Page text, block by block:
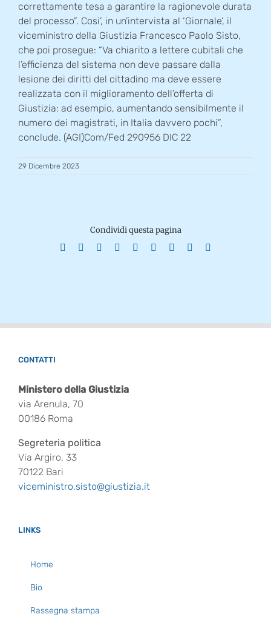
correttamente tesa a garantire la ragionevole durata
del processo”. Cosi’, in un’intervista al ‘Giornale’, il
viceministro della Giustizia Francesco Paolo Sisto,
che poi prosegue: “Va chiarito a lettere cubitali che
l’efficienza del sistema non deve passare dalla
lesione dei diritti del cittadino ma deve essere
realizzata con il miglioramento dell’offerta di
Giustizia: ad esempio, aumentando sensibilmente il
numero dei magistrati, in Italia davvero pochi”,
conclude. (AGI)Com/Fed 290956 DIC 22
29 Dicembre 2023
Condividi questa pagina
Facebook Reddit LinkedInWhatsApp
TumblrPinterest
CONTATTI
Ministero della Giustizia
via Arenula, 70
00186 Roma
Segreteria politica
Via Argiro, 33
70122 Bari
viceministro.sisto@giustizia.it
LINKS
Home
Bio
Rassegna stampa